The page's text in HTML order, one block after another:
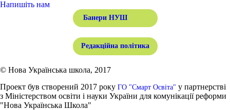
Напишіть нам
Банери НУШ
Редакційна політика
© Нова Українська школа, 2017
Проект був створений 2017 року ГО "Смарт Освіта" у партнерстві
з Міністерством освіти і науки України для комунікації реформи
"Нова Українська Школа"